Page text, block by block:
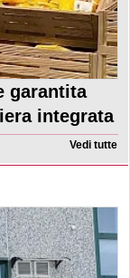
garantita
integrata
Vedi tutte